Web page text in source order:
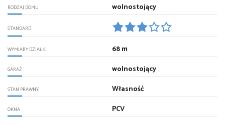
RODZAJ DOMU wolnostojący
STANDARD
WYMIARY DZIAŁKI 68 m
GARAŻ wolnostojący
STAN PRAWNY Własność
OKNA PCV